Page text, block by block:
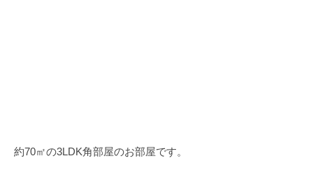
約70㎡の3LDK角部屋のお部屋です。